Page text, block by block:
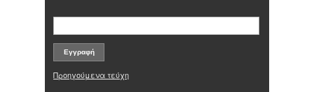
Προηγούμενα τεύχη